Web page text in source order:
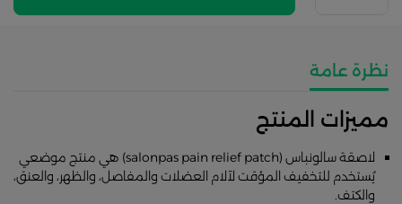
نظرة عامة
مميزات المنتج
لاصقة سالونباس (salonpas pain relief patch) هي منتج موضعي
يُستخدم للتخفيف المؤقت لآلام العضلات والمفاصل، والظهر، والعنق،
والكتف.